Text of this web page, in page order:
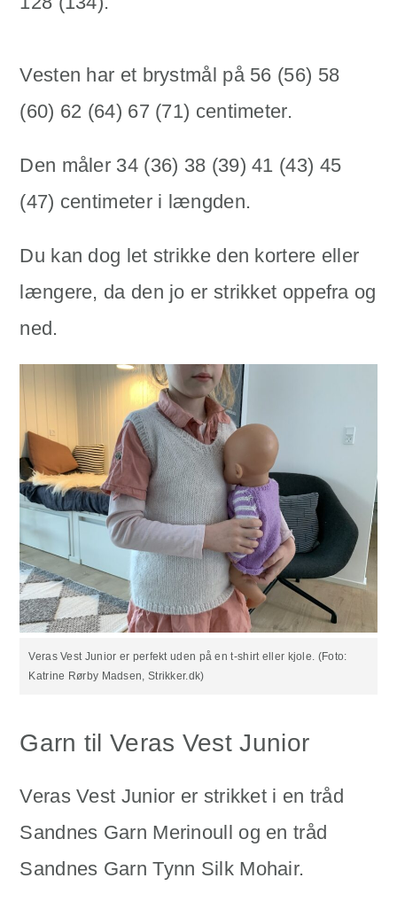
Vesten har et brystmål på 56 (56) 58
(60) 62 (64) 67 (71) centimeter.
Den måler 34 (36) 38 (39) 41 (43) 45
(47) centimeter i længden.
Du kan dog let strikke den kortere eller
længere, da den jo er strikket oppefra og
ned.
Veras Vest Junior er perfekt uden på en t-shirt eller kjole. (Foto:
Katrine Rørby Madsen, Strikker.dk)
Garn til Veras Vest Junior
Veras Vest Junior er strikket i en tråd
Sandnes Garn Merinoull og en tråd
Sandnes Garn Tynn Silk Mohair.